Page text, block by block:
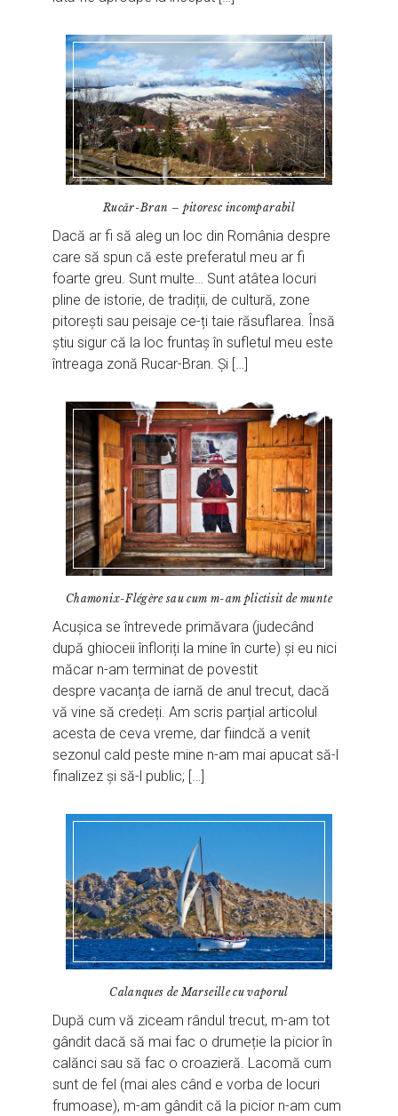
Rucăr-Bran – pitoresc incomparabil
Dacă ar fi să aleg un loc din România despre
care să spun că este preferatul meu ar fi
foarte greu. Sunt multe… Sunt atâtea locuri
pline de istorie, de tradiții, de cultură, zone
pitorești sau peisaje ce-ți taie răsuflarea. Însă
știu sigur că la loc fruntaș în sufletul meu este
întreaga zonă Rucar-Bran. Și […]
Chamonix-Flégère sau cum m-am plictisit de munte
Acușica se întrevede primăvara (judecând
după ghioceii înfloriți la mine în curte) și eu nici
măcar n-am terminat de povestit
despre vacanța de iarnă de anul trecut, dacă
vă vine să credeți. Am scris parțial articolul
acesta de ceva vreme, dar fiindcă a venit
sezonul cald peste mine n-am mai apucat să-l
finalizez și să-l public; […]
Calanques de Marseille cu vaporul
După cum vă ziceam rândul trecut, m-am tot
gândit dacă să mai fac o drumeție la picior în
calănci sau să fac o croazieră. Lacomă cum
sunt de fel (mai ales când e vorba de locuri
frumoase), m-am gândit că la picior n-am cum